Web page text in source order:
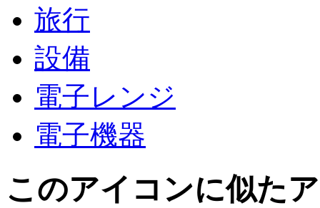
旅行
設備
電子レンジ
電子機器
このアイコンに似た